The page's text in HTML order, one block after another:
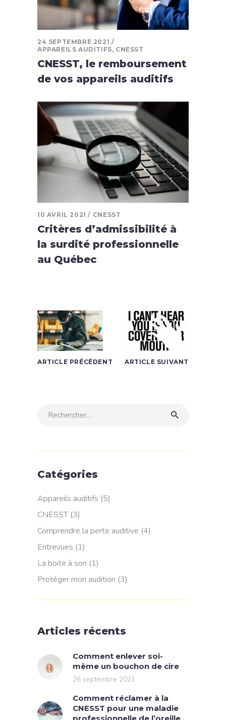
24 SEPTEMBRE 2021
APPAREILS AUDITIFS, CNESST
CNESST, le remboursement
de vos appareils auditifs
10 AVRIL 2021 CNESST
Critères d’admissibilité à
la surdité professionnelle
au Québec
ARTICLE PRÉCÉDENT ARTICLE SUIVANT
Rechercher:
Catégories
Appareils auditifs (5)
CNESST (3)
Comprendre la perte auditive (4)
Entrevues (1)
La boite à son (1)
Protéger mon audition (3)
Articles récents
Comment enlever soi-
même un bouchon de cire
26 septembre 2021
Comment réclamer à la
CNESST pour une maladie
professionnelle de l’oreille